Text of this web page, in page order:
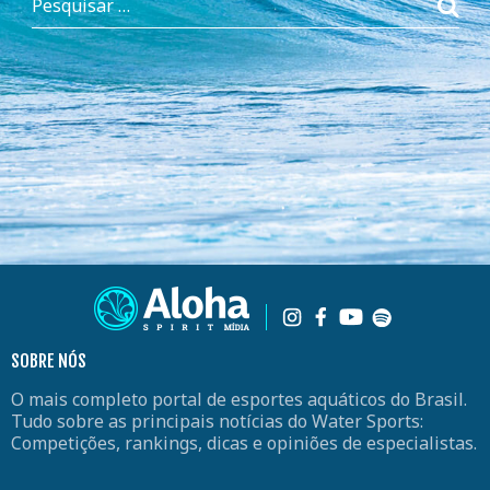
SOBRE NÓS
O mais completo portal de esportes aquáticos do Brasil.
Tudo sobre as principais notícias do Water Sports:
Competições, rankings, dicas e opiniões de especialistas.